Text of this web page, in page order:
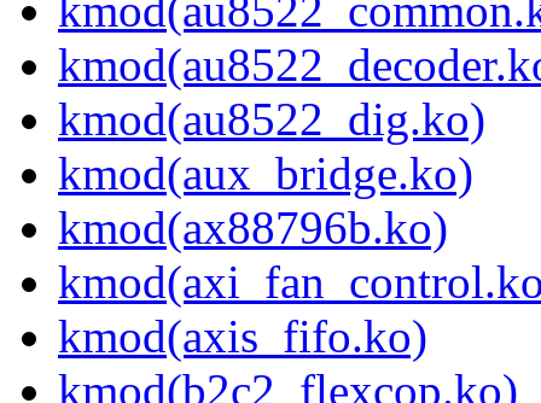
kmod(au8522_dig.ko)
kmod(aux_bridge.ko)
kmod(ax88796b.ko)
kmod(axis_fifo.ko)
kmod(b2c2_flexcop.ko)